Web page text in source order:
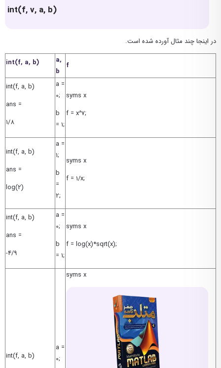
int(f, v, a, b)
در اینجا چند مثال آورده شده است.
f
a,
b
int(f, a, b)
syms x
f = x^7;
a =
0;
b
= 1;
int(f, a, b)
ans =
1/8
syms x
f = 1/x;
a =
1;
b
=
2;
int(f, a, b)
ans =
log(2)
syms x
f = log(x)*sqrt(x);
a =
0;
b
= 1;
int(f, a, b)
ans =
-4/9
syms x
a =
0;
int(f, a, b)